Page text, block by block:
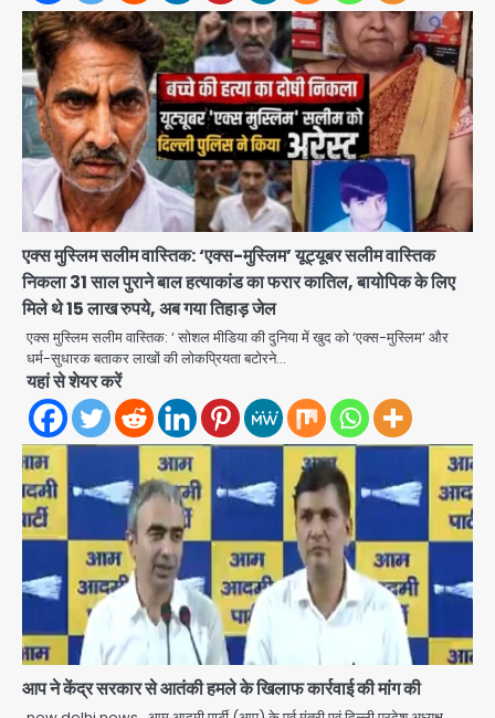
एक्स मुस्लिम सलीम वास्तिक: ‘एक्स-मुस्लिम’ यूट्यूबर सलीम वास्तिक
निकला 31 साल पुराने बाल हत्याकांड का फरार कातिल, बायोपिक के लिए
मिले थे 15 लाख रुपये, अब गया तिहाड़ जेल
एक्स मुस्लिम सलीम वास्तिक: ‘ सोशल मीडिया की दुनिया में खुद को ‘एक्स-मुस्लिम’ और
धर्म-सुधारक बताकर लाखों की लोकप्रियता बटोरने…
यहां से शेयर करें
आप ने केंद्र सरकार से आतंकी हमले के खिलाफ कार्रवाई की मांग की
2
Rahul Gandhi Prayagraj Visit:
राहुल गांधी प्रयागराज पहुंचे, साथ में प्रियंका की
सिर्फ 5 हजार मौजूद
Avinash Kumar
3
Atiq Ahmed : अबान के जनाजे में उमड़ी
भीड़, तोड़ी बैरिकेडिंग; लखनऊ जेल से लखनऊ
पहुंचा उमर
jai hind janab
4
Narela Road Accident: हरियाणा
पुलिस के सब-इंस्पेक्टर के बेटे ने मर्सिडीज से
मारी टक्कर, 70 वर्षीय राहगीर महिला की मौत
jai hind janab
UPI fee dispute: आम लोगों की जेब नहीं,